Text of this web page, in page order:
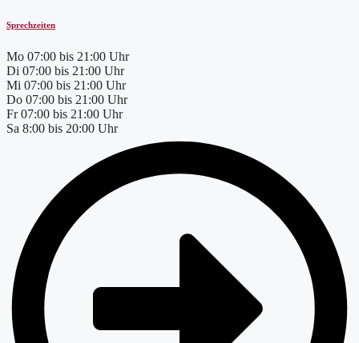
Sprechzeiten
Mo 07:00 bis 21:00 Uhr
Di 07:00 bis 21:00 Uhr
Mi 07:00 bis 21:00 Uhr
Do 07:00 bis 21:00 Uhr
Fr 07:00 bis 21:00 Uhr
Sa 8:00 bis 20:00 Uhr